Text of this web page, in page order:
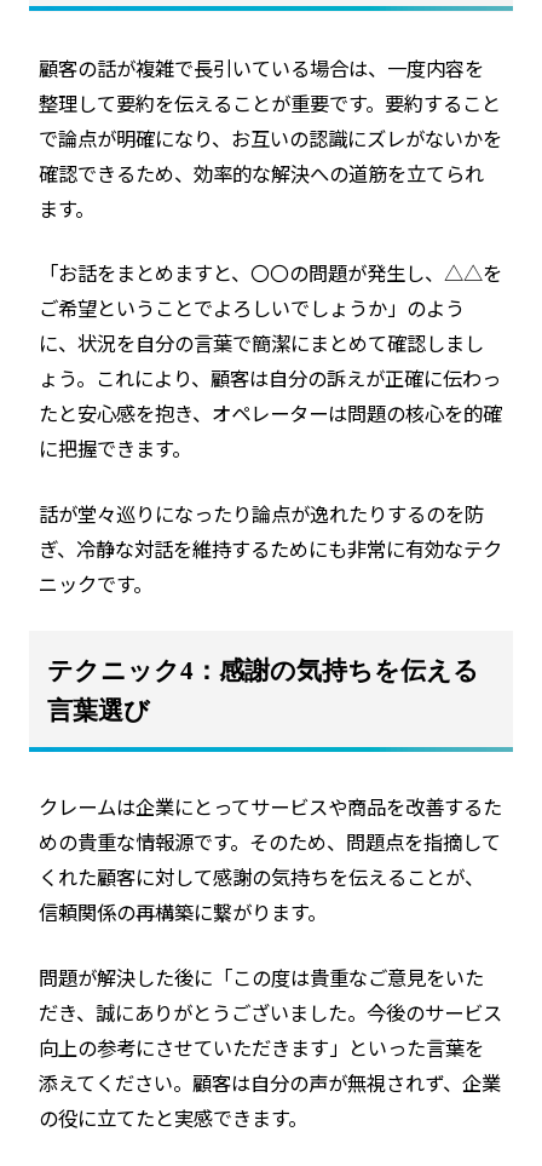
顧客の話が複雑で長引いている場合は、一度内容を
整理して要約を伝えることが重要です。要約すること
で論点が明確になり、お互いの認識にズレがないかを
確認できるため、効率的な解決への道筋を立てられ
ます。
「お話をまとめますと、〇〇の問題が発生し、△△を
ご希望ということでよろしいでしょうか」のよう
に、状況を自分の言葉で簡潔にまとめて確認しまし
ょう。これにより、顧客は自分の訴えが正確に伝わっ
たと安心感を抱き、オペレーターは問題の核心を的確
に把握できます。
話が堂々巡りになったり論点が逸れたりするのを防
ぎ、冷静な対話を維持するためにも非常に有効なテク
ニックです。
テクニック4：感謝の気持ちを伝える
言葉選び
クレームは企業にとってサービスや商品を改善するた
めの貴重な情報源です。そのため、問題点を指摘して
くれた顧客に対して感謝の気持ちを伝えることが、
信頼関係の再構築に繋がります。
問題が解決した後に「この度は貴重なご意見をいた
だき、誠にありがとうございました。今後のサービス
向上の参考にさせていただきます」といった言葉を
添えてください。顧客は自分の声が無視されず、企業
の役に立てたと実感できます。